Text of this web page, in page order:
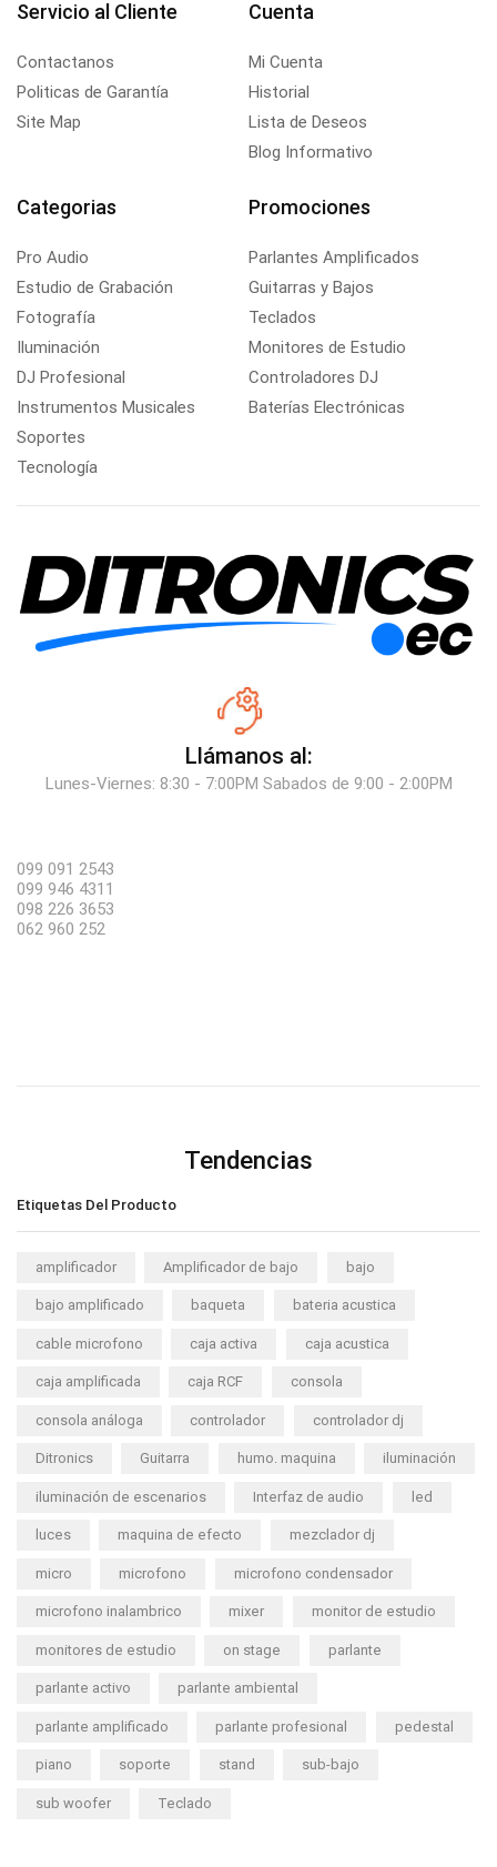
Servicio al Cliente
Contactanos
Politicas de Garantía
Site Map
Cuenta
Mi Cuenta
Historial
Lista de Deseos
Blog Informativo
Categorias
Pro Audio
Estudio de Grabación
Fotografía
Iluminación
DJ Profesional
Instrumentos Musicales
Soportes
Tecnología
Promociones
Parlantes Amplificados
Guitarras y Bajos
Teclados
Monitores de Estudio
Controladores DJ
Baterías Electrónicas
Llámanos al:
Lunes-Viernes: 8:30 - 7:00PM Sabados de 9:00 - 2:00PM
099 091 2543
099 946 4311
098 226 3653
062 960 252
Tendencias
Etiquetas Del Producto
amplificador Amplificador de bajo bajo
bajo amplificado baqueta bateria acustica
cable microfono caja activa caja acustica
caja amplificada caja RCF consola
consola análoga controlador controlador dj
Ditronics Guitarra humo. maquina iluminación
iluminación de escenarios Interfaz de audio led
luces maquina de efecto mezclador dj
micro microfono microfono condensador
microfono inalambrico mixer monitor de estudio
monitores de estudio on stage parlante
parlante activo parlante ambiental
parlante amplificado parlante profesional pedestal
piano soporte stand sub-bajo
sub woofer Teclado